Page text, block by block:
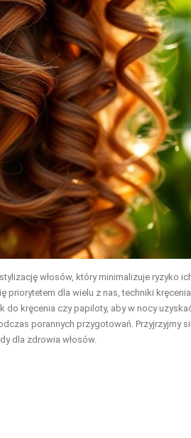
włosów, który minimalizuje ryzyko
dla wielu z nas, techniki
do kręcenia czy papiloty, aby w nocy
porannych przygotowań. Przyjrzyjmy
dla zdrowia włosów.